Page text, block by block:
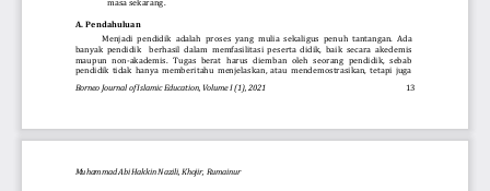
Borneo Journal of Islamic Education, Volume I (1), 2021 13
A. Pendahuluan
Menjadi  pendidik  adalah  proses  yang  mulia  sekaligus  penuh  tantangan.  Ada
banyak  pendidik    berhasil  dalam  memfasilitasi  peserta  didik,  baik  secara  akedemis
maupun  non akademis.  Tugas   berat  harus  diemban  oleh  seorang  pendidik,   sebab
pendidik  tidak  hanya  memberitahu  menjelaskan,  atau  mendemostrasikan,  tetapi  juga
Muhammad Abi Hakkin Nazili, Khojir, Rumainur